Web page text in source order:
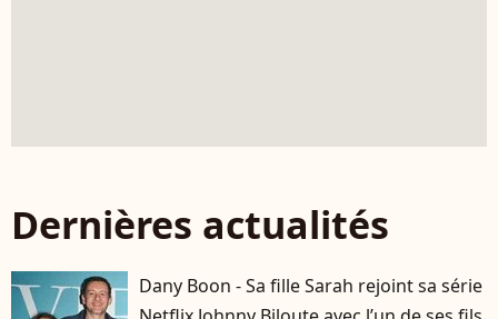
Dernières actualités
Dany Boon - Sa fille Sarah rejoint sa série